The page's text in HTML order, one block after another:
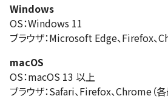
Windows
OS：Windows 11
ブラウザ：Microsoft Edge、Firefox、
macOS
OS：macOS 13 以上
ブラウザ：Safari、Firefox、Chrome（各